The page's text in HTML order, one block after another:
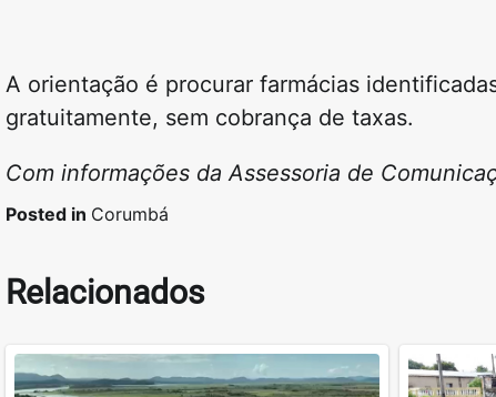
A orientação é procurar farmácias
gratuitamente, sem cobrança de taxas.
Com informações da Assessoria de
Posted in Corumbá
Relacionados